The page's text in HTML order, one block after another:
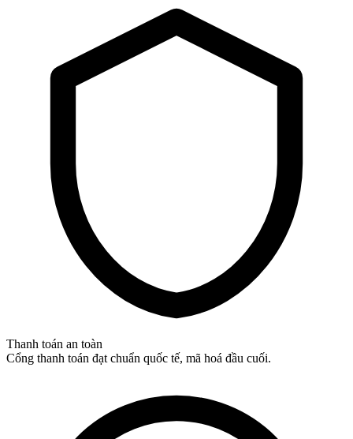
Thanh toán an toàn
Cổng thanh toán đạt chuẩn quốc tế, mã hoá đầu cuối.